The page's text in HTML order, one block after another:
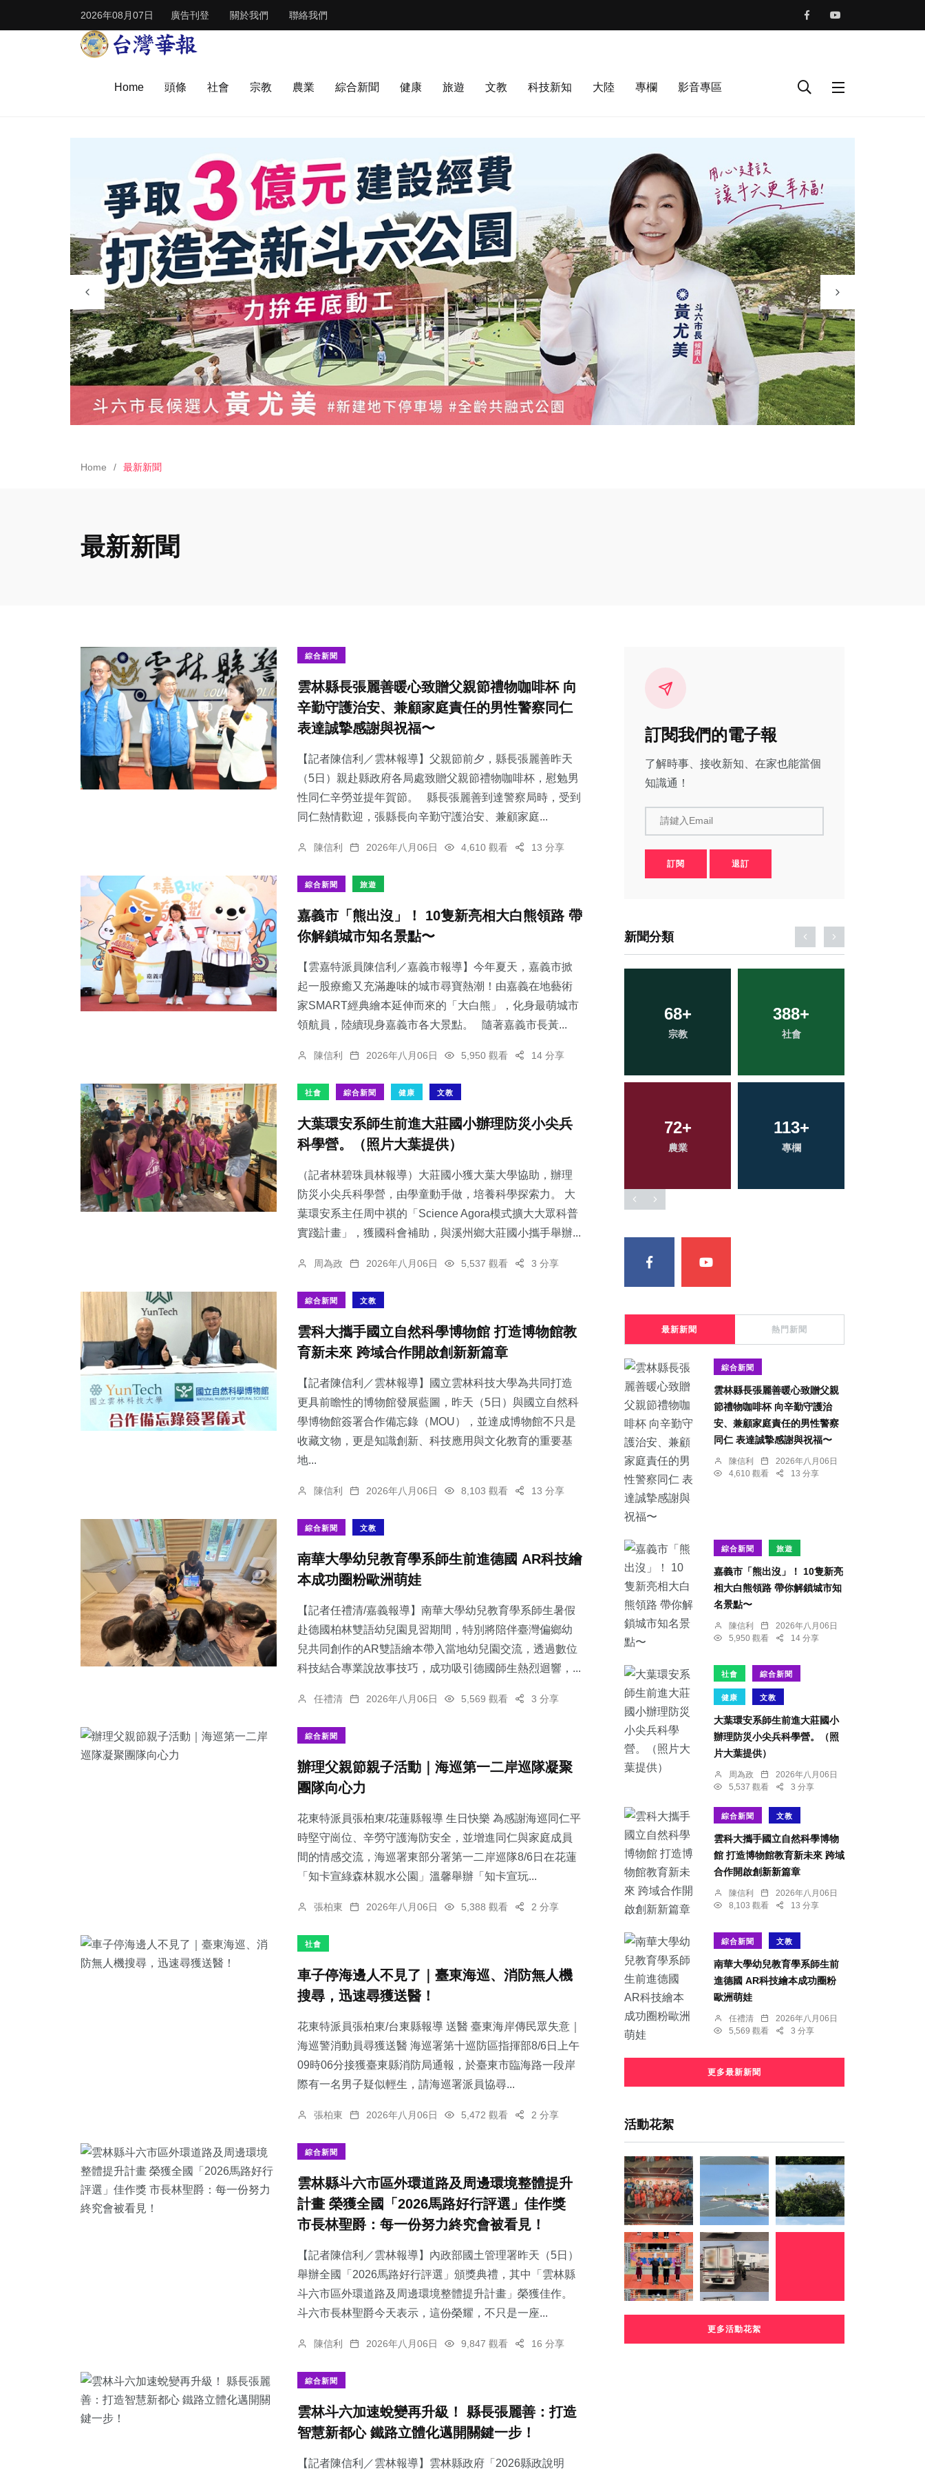
2026年08月07日 廣告刊登 關於我們 聯絡我們
Home 頭條 社會 宗教 農業 綜合新聞 健康 旅遊 文教 科技新知 大陸 專欄 影音專區
Home 最新新聞
最新新聞
綜合新聞
雲林縣長張麗善暖心致贈父親節禮物咖啡杯 向
辛勤守護治安、兼顧家庭責任的男性警察同仁
表達誠摯感謝與祝福〜
【記者陳信利／雲林報導】父親節前夕，縣長張麗善昨天
（5日）親赴縣政府各局處致贈父親節禮物咖啡杯，慰勉男
性同仁辛勞並提年賀節。 縣長張麗善到達警察局時，受到
同仁熱情歡迎，張縣長向辛勤守護治安、兼顧家庭...
陳信利 2026年八月06日 4,610 觀看 13 分享
綜合新聞 旅遊
嘉義市「熊出沒」！ 10隻新亮相大白熊領路 帶
你解鎖城市知名景點〜
【雲嘉特派員陳信利／嘉義市報導】今年夏天，嘉義市掀
起一股療癒又充滿趣味的城市尋寶熱潮！由嘉義在地藝術
家SMART經典繪本延伸而來的「大白熊」，化身最萌城市
領航員，陸續現身嘉義市各大景點。 隨著嘉義市長黃...
陳信利 2026年八月06日 5,950 觀看 14 分享
社會 綜合新聞 健康 文教
大葉環安系師生前進大莊國小辦理防災小尖兵
科學營。（照片大葉提供）
（記者林碧珠員林報導）大莊國小獲大葉大學協助，辦理
防災小尖兵科學營，由學童動手做，培養科學探索力。 大
葉環安系主任周中祺的「Science Agora模式擴大大眾科普
實踐計畫」，獲國科會補助，與溪州鄉大莊國小攜手舉辦...
周為政 2026年八月06日 5,537 觀看 3 分享
綜合新聞 文教
雲科大攜手國立自然科學博物館 打造博物館教
育新未來 跨域合作開啟創新新篇章
【記者陳信利／雲林報導】國立雲林科技大學為共同打造
更具前瞻性的博物館發展藍圖，昨天（5日）與國立自然科
學博物館簽署合作備忘錄（MOU），並達成博物館不只是
收藏文物，更是知識創新、科技應用與文化教育的重要基
地...
陳信利 2026年八月06日 8,103 觀看 13 分享
綜合新聞 文教
南華大學幼兒教育學系師生前進德國 AR科技繪
本成功圈粉歐洲萌娃
【記者任禮清/嘉義報導】南華大學幼兒教育學系師生暑假
赴德國柏林雙語幼兒園見習期間，特別將陪伴臺灣偏鄉幼
兒共同創作的AR雙語繪本帶入當地幼兒園交流，透過數位
科技結合專業說故事技巧，成功吸引德國師生熱烈迴響，...
任禮清 2026年八月06日 5,569 觀看 3 分享
綜合新聞
辦理父親節親子活動｜海巡第一二岸巡隊凝聚
團隊向心力
花東特派員張柏東/花蓮縣報導 生日快樂 為感謝海巡同仁平
時堅守崗位、辛勞守護海防安全，並增進同仁與家庭成員
間的情感交流，海巡署東部分署第一二岸巡隊8/6日在花蓮
「知卡宣綠森林親水公園」溫馨舉辦「知卡宣玩...
張柏東 2026年八月06日 5,388 觀看 2 分享
社會
車子停海邊人不見了｜臺東海巡、消防無人機
搜尋，迅速尋獲送醫！
花東特派員張柏東/台東縣報導 送醫 臺東海岸傳民眾失意｜
海巡警消動員尋獲送醫 海巡署第十巡防區指揮部8/6日上午
09時06分接獲臺東縣消防局通報，於臺東市臨海路一段岸
際有一名男子疑似輕生，請海巡署派員協尋...
張柏東 2026年八月06日 5,472 觀看 2 分享
綜合新聞
雲林縣斗六市區外環道路及周邊環境整體提升
計畫 榮獲全國「2026馬路好行評選」佳作獎
市長林聖爵：每一份努力終究會被看見！
【記者陳信利／雲林報導】內政部國土管理署昨天（5日）
舉辦全國「2026馬路好行評選」頒獎典禮，其中「雲林縣
斗六市區外環道路及周邊環境整體提升計畫」榮獲佳作。
斗六市長林聖爵今天表示，這份榮耀，不只是一座...
陳信利 2026年八月06日 9,847 觀看 16 分享
綜合新聞
雲林斗六加速蛻變再升級！ 縣長張麗善：打造
智慧新都心 鐵路立體化邁開關鍵一步！
【記者陳信利／雲林報導】雲林縣政府「2026縣政說明
訂閱我們的電子報
了解時事、接收新知、在家也能當個
知識通！
請鍵入Email
訂閱 退訂
新聞分類
35+
227+
文教
168+ 217+
健康
696+
綜合新聞
68+
宗教
388
72+
農業
113
2+
大陸
33+
科技新知
49+
頭條
227+
文教
最新新聞 熱門新聞
綜合新聞
雲林縣長張麗善暖心致贈父親
節禮物咖啡杯 向辛勤守護治
安、兼顧家庭責任的男性警察
同仁 表達誠摯感謝與祝福〜
陳信利
2026年八月06日
4,610 觀看
13 分享
綜合新聞 旅遊
嘉義市「熊出沒」！ 10隻新亮
相大白熊領路 帶你解鎖城市知
名景點〜
陳信利
2026年八月06日
5,950 觀看
14 分享
社會 綜合新聞
健康 文教
大葉環安系師生前進大莊國小
辦理防災小尖兵科學營。（照
片大葉提供）
周為政
2026年八月06日
5,537 觀看
3 分享
綜合新聞 文教
雲科大攜手國立自然科學博物
館 打造博物館教育新未來 跨域
合作開啟創新新篇章
陳信利
2026年八月06日
8,103 觀看
13 分享
綜合新聞 文教
南華大學幼兒教育學系師生前
進德國 AR科技繪本成功圈粉
歐洲萌娃
任禮清
2026年八月06日
5,569 觀看
3 分享
更多最新新聞
活動花絮
更多活動花絮